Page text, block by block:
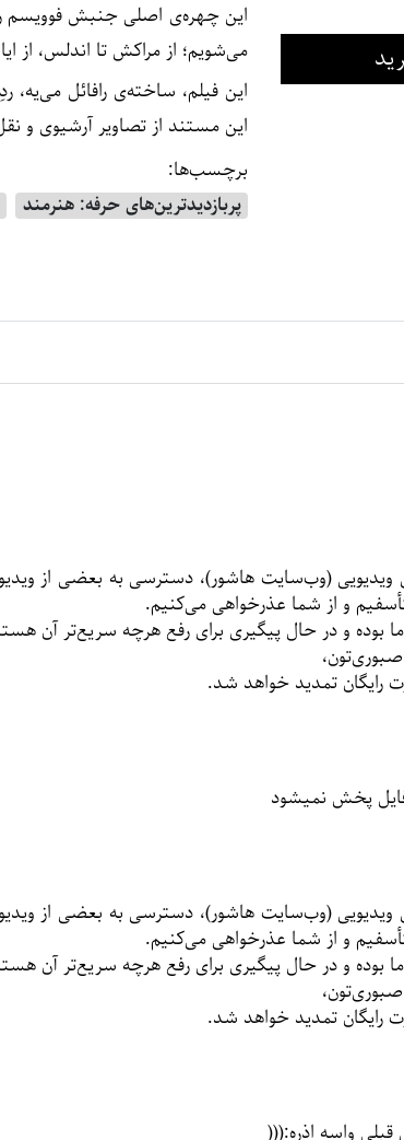
این چهره‌ی اصلی جنبش فوویسم را
می‌شویم؛ از مراکش تا اندلس، از
این فیلم، ساخته‌ی رافائل
این مستند از تصاویر آرشیوی و
برچسب‌ها:
پربازدیدترین‌های حرفه: هنرمند
ویدیویی (وب‌سایت هاشور)، دسترسی به بعضی از
و از شما عذرخواهی می‌کنیم.
بوده و در حال پیگیری برای رفع هرچه سریع‌تر آن
رایگان تمدید خواهد شد.
پخش نمیشود
ویدیویی (وب‌سایت هاشور)، دسترسی به بعضی از
و از شما عذرخواهی می‌کنیم.
بوده و در حال پیگیری برای رفع هرچه سریع‌تر آن
رایگان تمدید خواهد شد.
واسه اذره:(((